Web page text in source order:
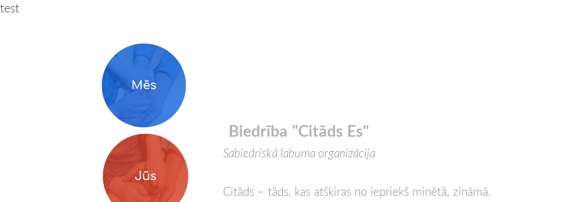
test
Biedrība "Citāds Es"
Sabiedriskā labuma organizācija
Citāds – tāds, kas atšķiras no iepriekš minētā, zināmā.